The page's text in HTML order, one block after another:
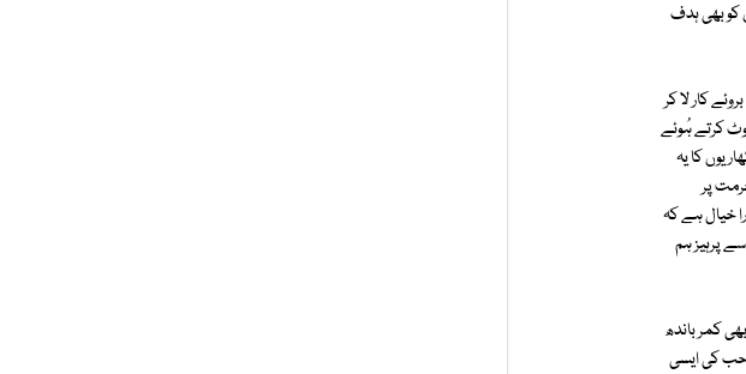
کو بھی ہدف
کار لا کر
کرتے ہُوئے
کا یہ
پر
خیال ہے کہ
پرہیز ہم
کمر باندھ
کی ایسی